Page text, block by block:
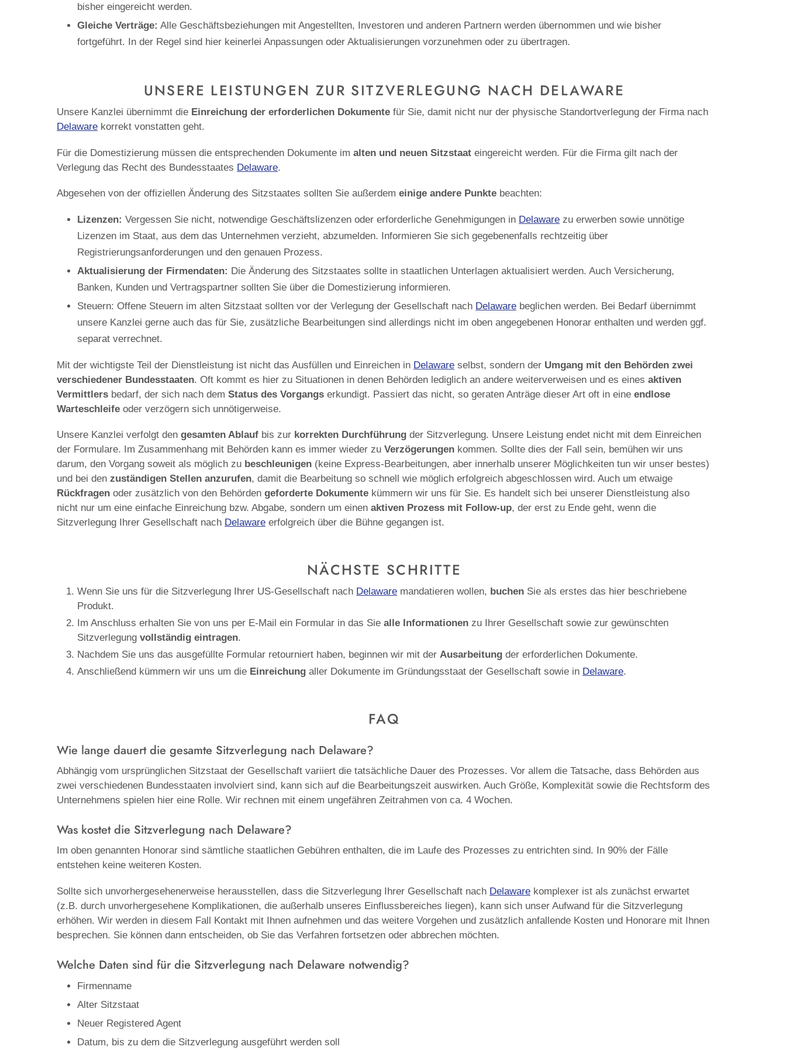
bisher eingereicht werden.
Gleiche Verträge: Alle Geschäftsbeziehungen mit Angestellten, Investoren und anderen Partnern werden übernommen und wie bisher
fortgeführt. In der Regel sind hier keinerlei Anpassungen oder Aktualisierungen vorzunehmen oder zu übertragen.
UNSERE LEISTUNGEN ZUR SITZVERLEGUNG NACH DELAWARE
Unsere Kanzlei übernimmt die Einreichung der erforderlichen Dokumente für Sie, damit nicht nur der physische Standortverlegung der Firma nach
Delaware korrekt vonstatten geht.
Für die Domestizierung müssen die entsprechenden Dokumente im alten und neuen Sitzstaat eingereicht werden. Für die Firma gilt nach der
Verlegung das Recht des Bundesstaates Delaware.
Abgesehen von der offiziellen Änderung des Sitzstaates sollten Sie außerdem einige andere Punkte beachten:
Lizenzen: Vergessen Sie nicht, notwendige Geschäftslizenzen oder erforderliche Genehmigungen in Delaware zu erwerben sowie unnötige
Lizenzen im Staat, aus dem das Unternehmen verzieht, abzumelden. Informieren Sie sich gegebenenfalls rechtzeitig über
Registrierungsanforderungen und den genauen Prozess.
Aktualisierung der Firmendaten: Die Änderung des Sitzstaates sollte in staatlichen Unterlagen aktualisiert werden. Auch Versicherung,
Banken, Kunden und Vertragspartner sollten Sie über die Domestizierung informieren.
Steuern: Offene Steuern im alten Sitzstaat sollten vor der Verlegung der Gesellschaft nach Delaware beglichen werden. Bei Bedarf übernimmt
unsere Kanzlei gerne auch das für Sie, zusätzliche Bearbeitungen sind allerdings nicht im oben angegebenen Honorar enthalten und werden ggf.
separat verrechnet.
Mit der wichtigste Teil der Dienstleistung ist nicht das Ausfüllen und Einreichen in Delaware selbst, sondern der Umgang mit den Behörden zwei
verschiedener Bundesstaaten. Oft kommt es hier zu Situationen in denen Behörden lediglich an andere weiterverweisen und es eines aktiven
Vermittlers bedarf, der sich nach dem Status des Vorgangs erkundigt. Passiert das nicht, so geraten Anträge dieser Art oft in eine endlose
Warteschleife oder verzögern sich unnötigerweise.
Unsere Kanzlei verfolgt den gesamten Ablauf bis zur korrekten Durchführung der Sitzverlegung. Unsere Leistung endet nicht mit dem Einreichen
der Formulare. Im Zusammenhang mit Behörden kann es immer wieder zu Verzögerungen kommen. Sollte dies der Fall sein, bemühen wir uns
darum, den Vorgang soweit als möglich zu beschleunigen (keine Express-Bearbeitungen, aber innerhalb unserer Möglichkeiten tun wir unser bestes)
und bei den zuständigen Stellen anzurufen, damit die Bearbeitung so schnell wie möglich erfolgreich abgeschlossen wird. Auch um etwaige
Rückfragen oder zusätzlich von den Behörden geforderte Dokumente kümmern wir uns für Sie. Es handelt sich bei unserer Dienstleistung also
nicht nur um eine einfache Einreichung bzw. Abgabe, sondern um einen aktiven Prozess mit Follow-up, der erst zu Ende geht, wenn die
Sitzverlegung Ihrer Gesellschaft nach Delaware erfolgreich über die Bühne gegangen ist.
NÄCHSTE SCHRITTE
Wenn Sie uns für die Sitzverlegung Ihrer US-Gesellschaft nach Delaware mandatieren wollen, buchen Sie als erstes das hier beschriebene
Produkt.
Im Anschluss erhalten Sie von uns per E-Mail ein Formular in das Sie alle Informationen zu Ihrer Gesellschaft sowie zur gewünschten
Sitzverlegung vollständig eintragen.
Nachdem Sie uns das ausgefüllte Formular retourniert haben, beginnen wir mit der Ausarbeitung der erforderlichen Dokumente.
Anschließend kümmern wir uns um die Einreichung aller Dokumente im Gründungsstaat der Gesellschaft sowie in Delaware.
FAQ
Wie lange dauert die gesamte Sitzverlegung nach Delaware?
Abhängig vom ursprünglichen Sitzstaat der Gesellschaft variiert die tatsächliche Dauer des Prozesses. Vor allem die Tatsache, dass Behörden aus
zwei verschiedenen Bundesstaaten involviert sind, kann sich auf die Bearbeitungszeit auswirken. Auch Größe, Komplexität sowie die Rechtsform des
Unternehmens spielen hier eine Rolle. Wir rechnen mit einem ungefähren Zeitrahmen von ca. 4 Wochen.
Was kostet die Sitzverlegung nach Delaware?
Im oben genannten Honorar sind sämtliche staatlichen Gebühren enthalten, die im Laufe des Prozesses zu entrichten sind. In 90% der Fälle
entstehen keine weiteren Kosten.
Sollte sich unvorhergesehenerweise herausstellen, dass die Sitzverlegung Ihrer Gesellschaft nach Delaware komplexer ist als zunächst erwartet
(z.B. durch unvorhergesehene Komplikationen, die außerhalb unseres Einflussbereiches liegen), kann sich unser Aufwand für die Sitzverlegung
erhöhen. Wir werden in diesem Fall Kontakt mit Ihnen aufnehmen und das weitere Vorgehen und zusätzlich anfallende Kosten und Honorare mit Ihnen
besprechen. Sie können dann entscheiden, ob Sie das Verfahren fortsetzen oder abbrechen möchten.
Welche Daten sind für die Sitzverlegung nach Delaware notwendig?
Firmenname
Alter Sitzstaat
Neuer Registered Agent
Datum, bis zu dem die Sitzverlegung ausgeführt werden soll